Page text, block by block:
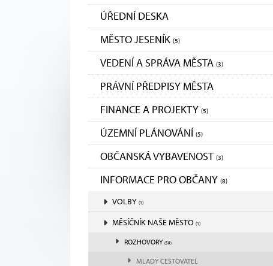
ÚŘEDNÍ DESKA
MĚSTO JESENÍK (5)
VEDENÍ A SPRÁVA MĚSTA (3)
PRÁVNÍ PŘEDPISY MĚSTA
FINANCE A PROJEKTY (5)
ÚZEMNÍ PLÁNOVÁNÍ (5)
OBČANSKÁ VYBAVENOST (3)
INFORMACE PRO OBČANY (8)
VOLBY (1)
MĚSÍČNÍK NAŠE MĚSTO (1)
ROZHOVORY (59)
MLADÝ CESTOVATEL